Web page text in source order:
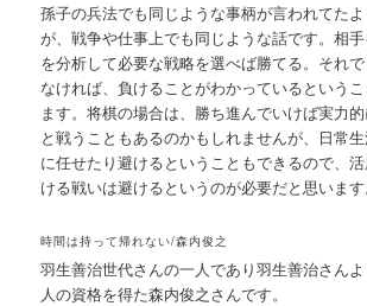
孫子の兵法でも同じような事柄が言われてた
が、戦争や仕事上でも同じような話です。相
を分析して必要な戦略を選べば勝てる。それ
なければ、負けることがわかっているという
ます。将棋の場合は、勝ち進んでいけば実力
と戦うこともあるのかもしれませんが、日常
に任せたり避けるということもできるので、
ける戦いは避けるというのが必要だと思います
時間は持って帰れない/森内俊之
羽生善治世代さんの一人であり羽生善治さん
人の資格を得た森内俊之さんです。